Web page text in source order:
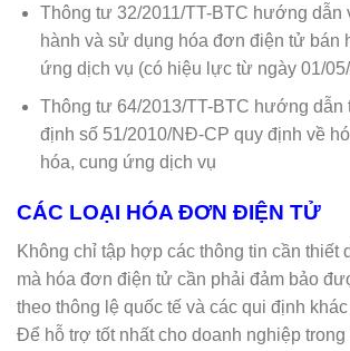
Thông tư 32/2011/TT-BTC hướng dẫn
hành và sử dụng hóa đơn điện tử bán
ứng dịch vụ (có hiệu lực từ ngày 01/
Thông tư 64/2013/TT-BTC hướng dẫn
định số 51/2010/NĐ-CP quy định về
hóa, cung ứng dịch vụ
CÁC LOẠI HÓA ĐƠN ĐIỆN TỬ
Không chỉ tập hợp các thông tin cần thiết
mà hóa đơn điện tử cần phải đảm bảo
theo thông lệ quốc tế và các qui định
Để hỗ trợ tốt nhất cho doanh nghiệp